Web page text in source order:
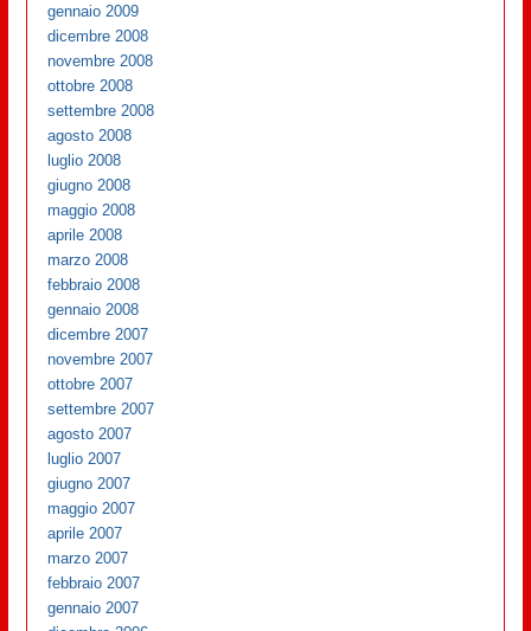
gennaio 2009
dicembre 2008
novembre 2008
ottobre 2008
settembre 2008
agosto 2008
luglio 2008
giugno 2008
maggio 2008
aprile 2008
marzo 2008
febbraio 2008
gennaio 2008
dicembre 2007
novembre 2007
ottobre 2007
settembre 2007
agosto 2007
luglio 2007
giugno 2007
maggio 2007
aprile 2007
marzo 2007
febbraio 2007
gennaio 2007